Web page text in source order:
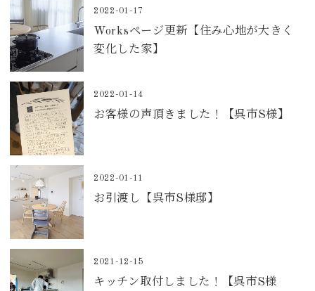
2022-01-17
Worksページ更新【住み心地が大きく
変化した家】
2022-01-14
お客様の声頂きました！【呉市S様】
2022-01-11
お引渡し【呉市S様邸】
2021-12-15
キッチン取付しました！【呉市S様